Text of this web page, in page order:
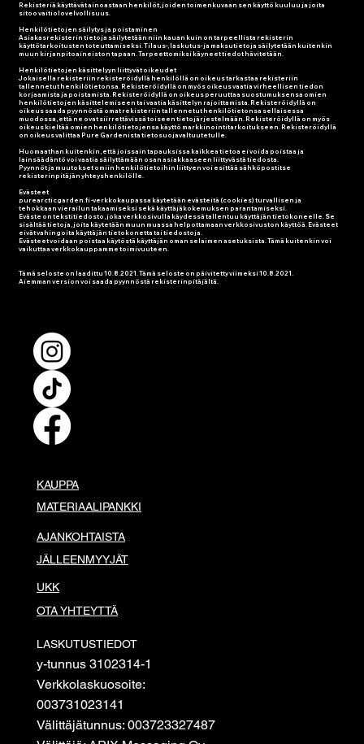
Rekisteriä käyttävät ainoastaan henkilöt, joiden toimenkuvaan sen käyttö kuuluu ja joita
sitoo vaitiolovelvollisuus.
Henkilötietojen säilytys ja poistaminen
Asiakasrekisterin tietoja säilytetään niin kauan kuin on tarpeellista rekisterin
käyttötarkoitusten toteuttamiseksi. Tilaus-, laskutus- ja maksutietoja säilytetään kuitenkin
muun kirjanpitoaineiston tapaan. Tarpeettomiksi käyneet tiedot hävitetään.
Henkilötietojen käsittelyyn liittyvät oikeudet
Jokaisella rekisteriin rekisteröidyllä henkilöllä on oikeus tarkastaa rekisteriin
tallennetut henkilötietonsa. Rekisteröidyllä on myös oikeus vaatia virheellisen tiedon
korjaamista ja poistamista. Rekisteröidyllä on oikeus peruuttaa suostumuksensa omien
henkilötietojen käsittelemiseen tai vaatia käsittelyn rajoittamista. Rekisteröidyllä on
oikeus saada pyynnöstä omat rekisteriin tallennetut henkilötietonsa sellaisessa
muodossa, että ne ovat siirrettävissä toiseen tietojärjestelmään. Rekisteröidyllä on myös
oikeus kieltää omien henkilötietojensa käyttö markkinointitarkoitukseen. Rekisteröidyllä
on oikeus valittaa Pure Gardenista tietosuojavaltuutetulle.
Huomaathan kuitenkin, että joissain tapauksissa kaikkea tietoa ei voida poistaa ja
lainsäädäntö voi vaatia säilyttämään osan asiakkaaseen liittyvästä tiedosta.
Pyynnöt ja muutokset omiin henkilötietoihin liittyen voi esittää sähköpostitse
rekisterinpitäjän yhteyshenkilölle.
Evästeet
purearcticgarden.fi -verkkokaupassa käytetään evästeitä (cookies) turvallisen ja
tehokkaan vierailun takaamiseksi sekä käyttäjäkokemuksen parantamiseksi.
Eväste on tekstitiedosto, joka verkkosivulla käydessä tallentuu käyttäjän tietokoneelle. Se
sisältää tietoja, joita käytetään muun muassa helpottamaan verkkosivuston käyttöä. Evästeet
eivät vahingoita käyttäjän tietokonetta tai tiedostoja.
Evästeet voidaan poistaa käytöstä käyttäjän oman selaimen asetuksista. Tämä kuitenkin voi
vaikuttaa verkkokauppamme toimivuuteen.
Tämä seloste on laadittu 10.8.2021. Tämä seloste on päivitetty viimeksi 10.8.2021.
Aiemman version voi saada pyynnöstä rekisterinpitäjältä.
KAUPPA
MATERIAALIPANKKI
AJANKOHTAISTA
JÄLLEENMYYJÄT
UKK
OTA YHTEYTTÄ
LASKUTUSTIEDOT
y-tunnus 3102314-1
Verkkolaskuosoite:
003731023141
Välittäjätunnus: 003723327487